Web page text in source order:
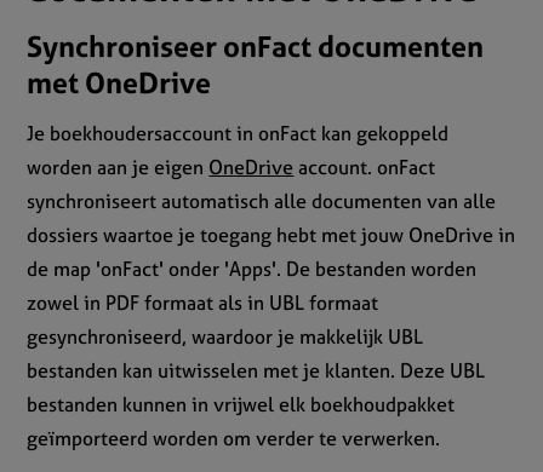
Synchroniseer onFact documenten
met OneDrive
Je boekhoudersaccount in onFact kan gekoppeld
worden aan je eigen OneDrive account. onFact
synchroniseert automatisch alle documenten van alle
dossiers waartoe je toegang hebt met jouw OneDrive in
de map 'onFact' onder 'Apps'. De bestanden worden
zowel in PDF formaat als in UBL formaat
gesynchroniseerd, waardoor je makkelijk UBL
bestanden kan uitwisselen met je klanten. Deze UBL
bestanden kunnen in vrijwel elk boekhoudpakket
geïmporteerd worden om verder te verwerken.